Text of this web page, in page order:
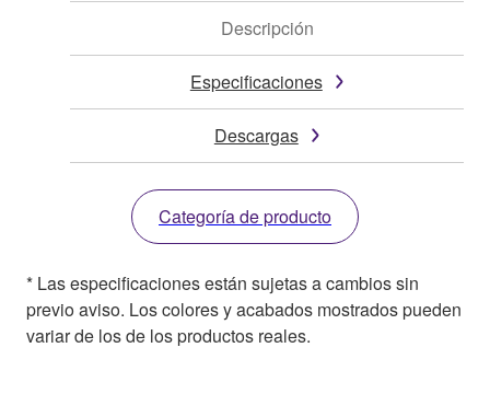
Descripción
Especificaciones
Descargas
Categoría de producto
* Las especificaciones están sujetas a cambios sin
previo aviso. Los colores y acabados mostrados pueden
variar de los de los productos reales.